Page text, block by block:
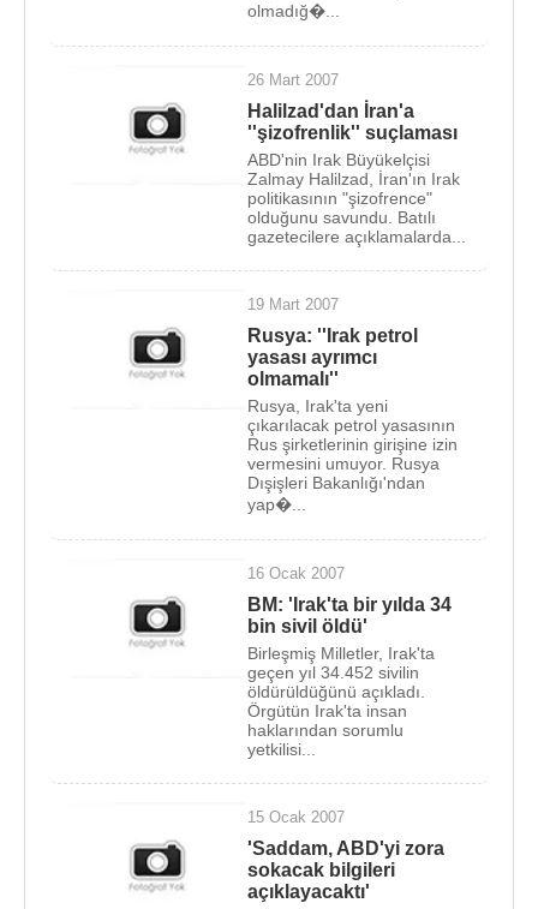
olmadığ�...
26 Mart 2007
Halilzad'dan İran'a
''şizofrenlik'' suçlaması
ABD'nin Irak Büyükelçisi
Zalmay Halilzad, İran'ın Irak
politikasının "şizofrence"
olduğunu savundu. Batılı
gazetecilere açıklamalarda...
19 Mart 2007
Rusya: ''Irak petrol
yasası ayrımcı
olmamalı''
Rusya, Irak'ta yeni
çıkarılacak petrol yasasının
Rus şirketlerinin girişine izin
vermesini umuyor. Rusya
Dışişleri Bakanlığı'ndan
yap�...
16 Ocak 2007
BM: 'Irak'ta bir yılda 34
bin sivil öldü'
Birleşmiş Milletler, Irak'ta
geçen yıl 34.452 sivilin
öldürüldüğünü açıkladı.
Örgütün Irak'ta insan
haklarından sorumlu
yetkilisi...
15 Ocak 2007
'Saddam, ABD'yi zora
sokacak bilgileri
açıklayacaktı'